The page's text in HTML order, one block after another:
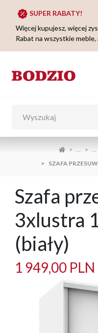
SUPER RABATY!
Więcej kupujesz, więcej
Rabat na wszystkie
... ...
SZAFA
Szafa
3xlustra
(biały)
1 949,00 PLN